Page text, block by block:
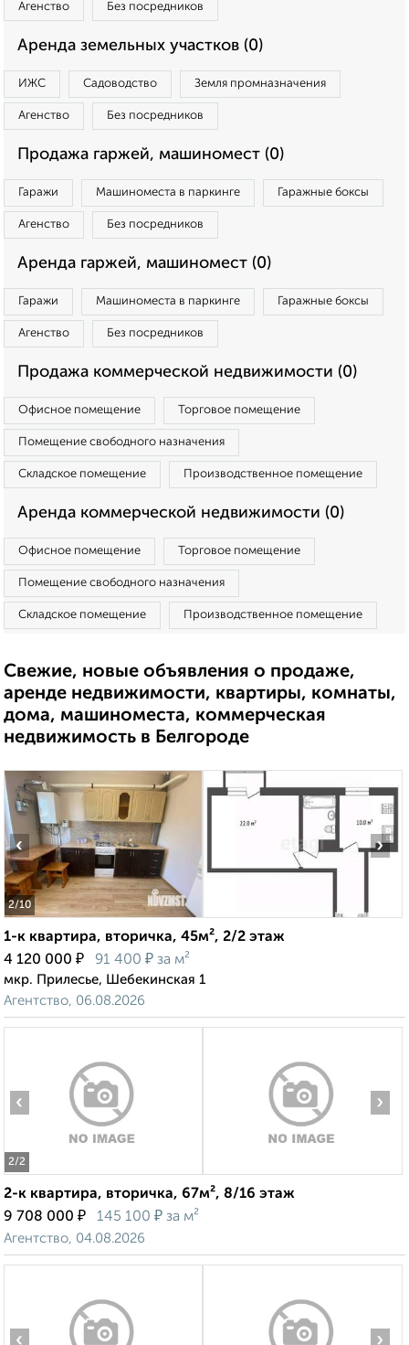
Агенство Без посредников
Аренда земельных участков (0)
ИЖС Садоводство Земля промназначения
Агенство Без посредников
Продажа гаржей, машиномест (0)
Гаражи Машиноместа в паркинге Гаражные боксы
Агенство Без посредников
Аренда гаржей, машиномест (0)
Гаражи Машиноместа в паркинге Гаражные боксы
Агенство Без посредников
Продажа коммерческой недвижимости (0)
Офисное помещение Торговое помещение
Помещение свободного назначения
Складское помещение Производственное помещение
Аренда коммерческой недвижимости (0)
Офисное помещение Торговое помещение
Помещение свободного назначения
Складское помещение Производственное помещение
Свежие, новые объявления о продаже,
аренде недвижимости, квартиры, комнаты,
дома, машиноместа, коммерческая
недвижимость в Белгороде
2/10
‹ ›
1-к квартира, вторичка, 45м², 2/2 этаж
4 120 000 ₽ 91 400 ₽ за м²
мкр. Прилесье, Шебекинская 1
Агентство, 06.08.2026
2/2
‹ ›
2-к квартира, вторичка, 67м², 8/16 этаж
9 708 000 ₽ 145 100 ₽ за м²
Агентство, 04.08.2026
‹ ›